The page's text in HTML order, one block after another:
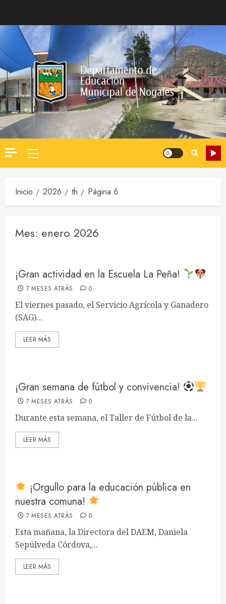
contenido
Menú
principal
Inicio 2026 th Página 6
Mes: enero 2026
¡Gran actividad en la Escuela La Peña!
7 MESES ATRÁS 0
El viernes pasado, el Servicio Agrícola y Ganadero
(SAG)...
LEER MÁS
¡Gran semana de fútbol y convivencia!
7 MESES ATRÁS 0
Durante esta semana, el Taller de Fútbol de la...
LEER MÁS
¡Orgullo para la educación pública en
nuestra comuna!
7 MESES ATRÁS 0
Esta mañana, la Directora del DAEM, Daniela
Sepúlveda Córdova,...
LEER MÁS